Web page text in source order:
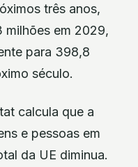
três anos,
em 2029,
para 398,8
século.
calcula que a
e pessoas em
da UE diminua.